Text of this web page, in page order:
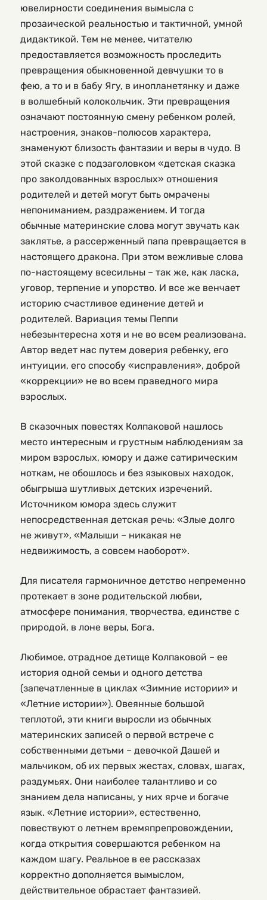
ювелирности соединения вымысла с
прозаической реальностью и тактичной, умной
дидактикой. Тем не менее, читателю
предоставляется возможность проследить
превращения обыкновенной девчушки то в
фею, а то и в бабу Ягу, в инопланетянку и даже
в волшебный колокольчик. Эти превращения
означают постоянную смену ребенком ролей,
настроения, знаков-полюсов характера,
знаменуют близость фантазии и веры в чудо. В
этой сказке с подзаголовком «детская сказка
про заколдованных взрослых» отношения
родителей и детей могут быть омрачены
непониманием, раздражением. И тогда
обычные материнские слова могут звучать как
заклятье, а рассерженный папа превращается в
настоящего дракона. При этом вежливые слова
по-настоящему всесильны – так же, как ласка,
уговор, терпение и упорство. И все же венчает
историю счастливое единение детей и
родителей. Вариация темы Пеппи
небезынтересна хотя и не во всем реализована.
Автор ведет нас путем доверия ребенку, его
интуиции, его способу «исправления», доброй
«коррекции» не во всем праведного мира
взрослых.
В сказочных повестях Колпаковой нашлось
место интересным и грустным наблюдениям за
миром взрослых, юмору и даже сатирическим
ноткам, не обошлось и без языковых находок,
обыгрыша шутливых детских изречений.
Источником юмора здесь служит
непосредственная детская речь: «Злые долго
не живут», «Малыши – никакая не
недвижимость, а совсем наоборот».
Для писателя гармоничное детство непременно
протекает в зоне родительской любви,
атмосфере понимания, творчества, единстве с
природой, в лоне веры, Бога.
Любимое, отрадное детище Колпаковой – ее
история одной семьи и одного детства
(запечатленные в циклах «Зимние истории» и
«Летние истории»). Овеянные большой
теплотой, эти книги выросли из обычных
материнских записей о первой встрече с
собственными детьми – девочкой Дашей и
мальчиком, об их первых жестах, словах, шагах,
раздумьях. Они наиболее талантливо и со
знанием дела написаны, у них ярче и богаче
язык. «Летние истории», естественно,
повествуют о летнем времяпрепровождении,
когда открытия совершаются ребенком на
каждом шагу. Реальное в ее рассказах
корректно дополняется вымыслом,
действительное обрастает фантазией.